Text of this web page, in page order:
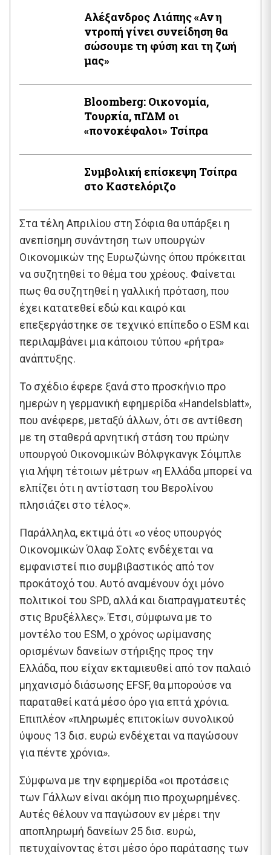
Αλέξανδρος Λιάπης «Αν η
ντροπή γίνει συνείδηση θα
σώσουμε τη φύση και τη ζωή
μας»
Bloomberg: Οικονομία,
Τουρκία, πΓΔΜ οι
«πονοκέφαλοι» Τσίπρα
Συμβολική επίσκεψη Τσίπρα
στο Καστελόριζο
Στα τέλη Απριλίου στη Σόφια θα υπάρξει η
ανεπίσημη συνάντηση των υπουργών
Οικονομικών της Ευρωζώνης όπου πρόκειται
να συζητηθεί το θέμα του χρέους. Φαίνεται
πως θα συζητηθεί η γαλλική πρόταση, που
έχει κατατεθεί εδώ και καιρό και
επεξεργάστηκε σε τεχνικό επίπεδο ο ESM και
περιλαμβάνει μια κάποιου τύπου «ρήτρα»
ανάπτυξης.
Το σχέδιο έφερε ξανά στο προσκήνιο προ
ημερών η γερμανική εφημερίδα «Handelsblatt»,
που ανέφερε, μεταξύ άλλων, ότι σε αντίθεση
με τη σταθερά αρνητική στάση του πρώην
υπουργού Οικονομικών Βόλφγκανγκ Σόιμπλε
για λήψη τέτοιων μέτρων «η Ελλάδα μπορεί να
ελπίζει ότι η αντίσταση του Βερολίνου
πλησιάζει στο τέλος».
Παράλληλα, εκτιμά ότι «ο νέος υπουργός
Οικονομικών Όλαφ Σολτς ενδέχεται να
εμφανιστεί πιο συμβιβαστικός από τον
προκάτοχό του. Αυτό αναμένουν όχι μόνο
πολιτικοί του SPD, αλλά και διαπραγματευτές
στις Βρυξέλλες». Έτσι, σύμφωνα με το
μοντέλο του ESM, ο χρόνος ωρίμανσης
ορισμένων δανείων στήριξης προς την
Ελλάδα, που είχαν εκταμιευθεί από τον παλαιό
μηχανισμό διάσωσης EFSF, θα μπορούσε να
παραταθεί κατά μέσο όρο για επτά χρόνια.
Επιπλέον «πληρωμές επιτοκίων συνολικού
ύψους 13 δισ. ευρώ ενδέχεται να παγώσουν
για πέντε χρόνια».
Σύμφωνα με την εφημερίδα «οι προτάσεις
των Γάλλων είναι ακόμη πιο προχωρημένες.
Αυτές θέλουν να παγώσουν εν μέρει την
αποπληρωμή δανείων 25 δισ. ευρώ,
πετυχαίνοντας έτσι μέσο όρο παράτασης των